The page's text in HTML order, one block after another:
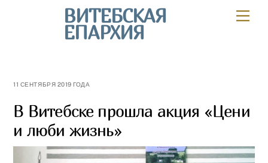
ВИТЕБСКАЯ
ЕПАРХИЯ
11 СЕНТЯБРЯ 2019 ГОДА
В Витебске прошла акция «Цени
и люби жизнь»